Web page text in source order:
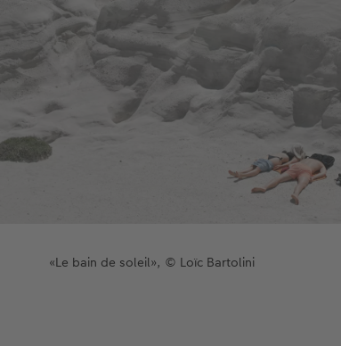
«Le bain de soleil», © Loïc Bartolini